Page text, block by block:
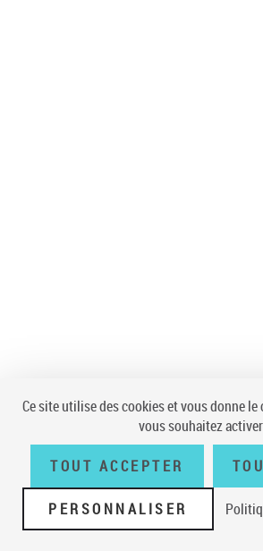
Ce site utilise des cookies et vous donne
vous souhaitez activer
TOUT ACCEPTER
PERSONNALISER